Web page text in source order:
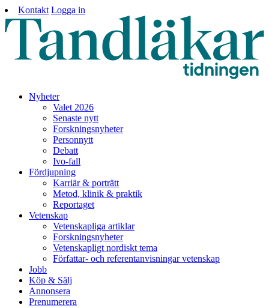
Kontakt Logga in
Nyheter
Valet 2026
Senaste nytt
Forskningsnyheter
Personnytt
Debatt
Ivo-fall
Fördjupning
Karriär & porträtt
Metod, klinik & praktik
Reportaget
Vetenskap
Vetenskapliga artiklar
Forskningsnyheter
Vetenskapligt nordiskt tema
Författar- och referentanvisningar vetenskap
Jobb
Köp & Sälj
Annonsera
Prenumerera